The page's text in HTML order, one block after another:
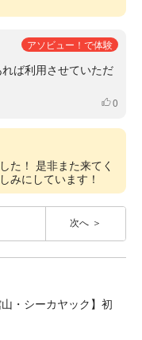
アソビュー！で体験
ば利用させていただ
いいね
0
た！ 是非また来てく
みにしています！
次へ
・シーカヤック】初